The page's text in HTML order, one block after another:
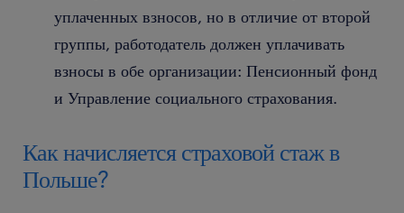
уплаченных взносов, но в отличие от второй
группы, работодатель должен уплачивать
взносы в обе организации: Пенсионный фонд
и Управление социального страхования.
Как начисляется страховой стаж в
Польше?